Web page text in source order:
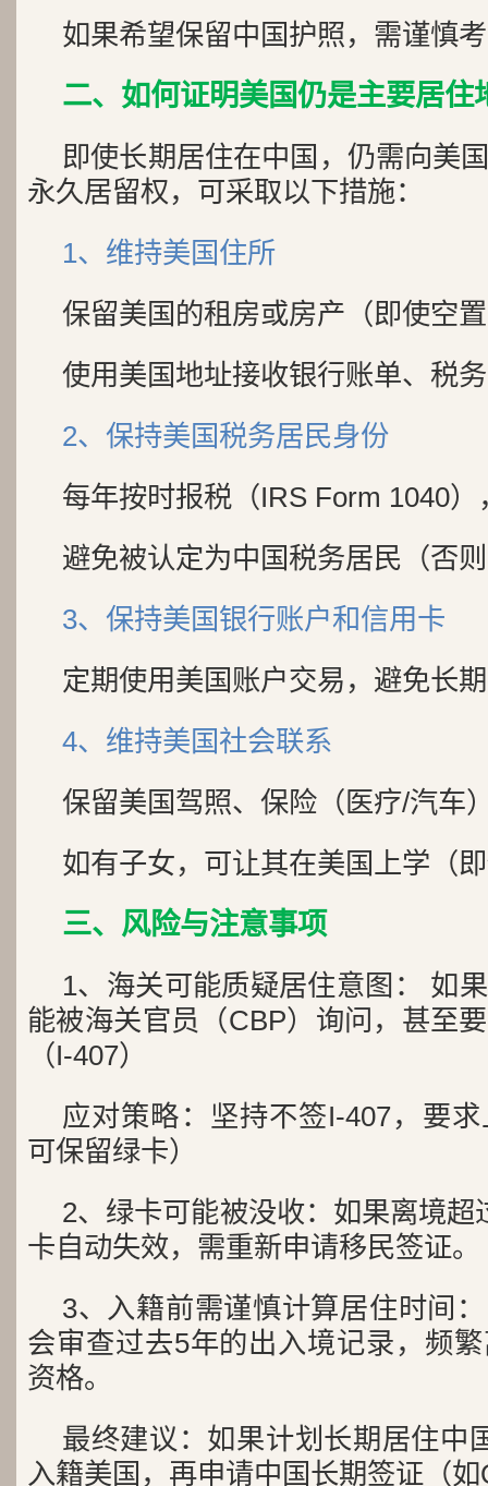
如果希望保留中国护照，需谨慎
二、如何证明美国仍是主要居住
即使长期居住在中国，仍需向美
永久居留权，可采取以下措施：
1、维持美国住所
保留美国的租房或房产（即使空
使用美国地址接收银行账单、税
2、保持美国税务居民身份
每年按时报税（IRS Form 1040
避免被认定为中国税务居民（否
3、保持美国银行账户和信用卡
定期使用美国账户交易，避免长
4、维持美国社会联系
保留美国驾照、保险（医疗/汽车
如有子女，可让其在美国上学（
三、风险与注意事项
1、海关可能质疑居住意图： 如
能被海关官员（CBP）询问，甚至
（I-407）
应对策略：坚持不签I-407，要
可保留绿卡）
2、绿卡可能被没收：如果离境超
卡自动失效，需重新申请移民签证。
3、入籍前需谨慎计算居住时间
会审查过去5年的出入境记录，频
资格。
最终建议：如果计划长期居住中
入籍美国，再申请中国长期签证（